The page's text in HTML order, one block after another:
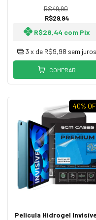
R$49,90
R$29,94
R$28,44 com Pix
3 x de R$9,98 sem juros
COMPRAR
40%
Pelicula Hidrogel